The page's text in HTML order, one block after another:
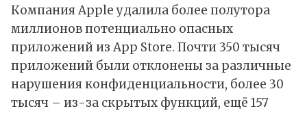
Компания Apple удалила более полутора
миллионов потенциально опасных
приложений из App Store. Почти 350 тысяч
приложений были отклонены за различные
нарушения конфиденциальности, более 30
тысяч – из-за скрытых функций, ещё 157